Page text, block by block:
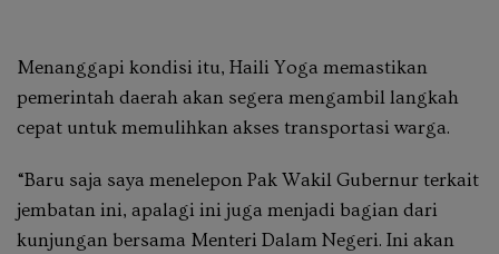
Menanggapi kondisi itu, Haili Yoga memastikan
pemerintah daerah akan segera mengambil langkah
cepat untuk memulihkan akses transportasi warga.
“Baru saja saya menelepon Pak Wakil Gubernur terkait
jembatan ini, apalagi ini juga menjadi bagian dari
kunjungan bersama Menteri Dalam Negeri. Ini akan